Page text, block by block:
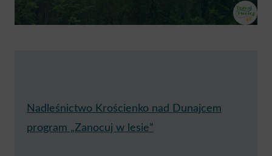
Nadleśnictwo Krościenko nad Dunajcem
program „Zanocuj w lesie”